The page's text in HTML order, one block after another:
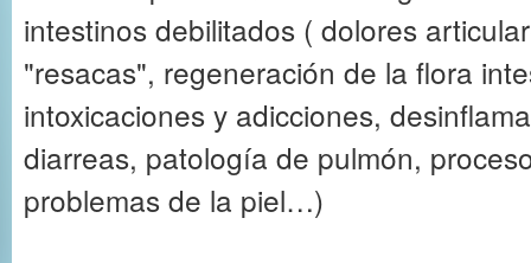
intestinos debilitados ( dolores
"resacas", regeneración de la flora
intoxicaciones y adicciones,
diarreas, patología de pulmón,
problemas de la piel…)